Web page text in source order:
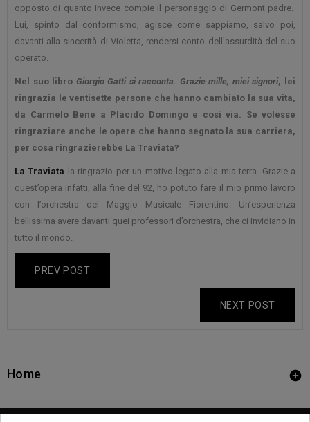
opposto di quanto invece compie il personaggio di Germont padre.
Lui, spinto dal conformismo, agisce come sappiamo, salvo poi,
davanti alla sincerità di Violetta, rendersi conto dell’assurdità del suo
operato.
Nel suo libro Giorgio Gatti si racconta. Grazie mille, miei signori, lei
ringrazia le ventisette persone che hanno cambiato la sua vita,
da Carmelo Bene a Plácido Domingo e così via. Se volesse
ringraziare anche le opere che hanno segnato la sua carriera,
per cosa ringrazierebbe La Traviata?
La Traviata
la ringrazio per un motivo legato alla mia terra. Grazie a
quest’opera infatti, alla fine del 92, ho potuto fare il mio primo lavoro
con l’orchestra del Maggio Musicale Fiorentino. Un’esperienza
bellissima avere davanti quei professori d’orchestra, che ci invidiano in
tutto il mondo.
PREV POST
NEXT POST
Home 